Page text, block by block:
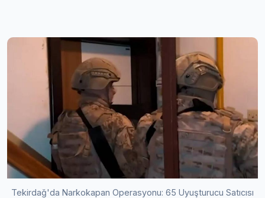
Tekirdağ'da Narkokapan Operasyonu: 65 Uyuşturucu Satıcısı